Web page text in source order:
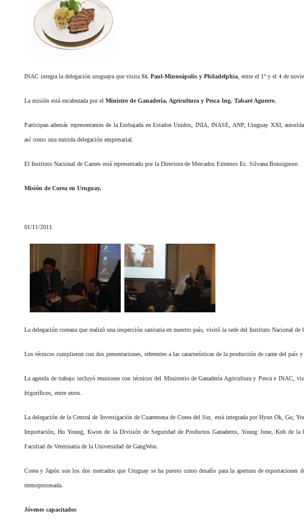
INAC integra la delegación uruguaya que visita St. Paul-Minneápolis y Philadelphia, entre el 1º y el 4 de
La misión está encabezada por el Ministro de Ganadería, Agricultura y Pesca Ing. Tabaré Aguerre.
Participan además representantes de la Embajada en Estados Unidos, INIA, INASE, ANP, Uruguay XXI,
así como una nutrida delegación empresarial.
El Instituto Nacional de Carnes está representado por la Directora de Mercados Externos Ec. Silvana Bonsignore.
Misión de Corea en Uruguay.
01/11/2011
La delegación coreana que realizó una inspección sanitaria en nuestro país, visitó la sede del Instituto Nacional de
Los técnicos cumplieron con dos presentaciones, referentes a las características de la producción de carne del país
La agenda de trabajo incluyó reuniones con técnicos del Ministerio de Ganadería Agricultura y Pesca e INAC,
frigoríficos, entre otros.
La delegación de la Central de Investigación de Cuarentena de Corea del Sur, está integrada por Hyun Ok, Gu;
Importación; Ho Young, Kwon de la División de Seguridad de Productos Ganaderos, Young June, Koh de
Facultad de Veterinaria de la Universidad de GangWon.
Corea y Japón son los dos mercados que Uruguay se ha puesto como desafío para la apertura de
termoprocesada.
Jóvenes capacitados